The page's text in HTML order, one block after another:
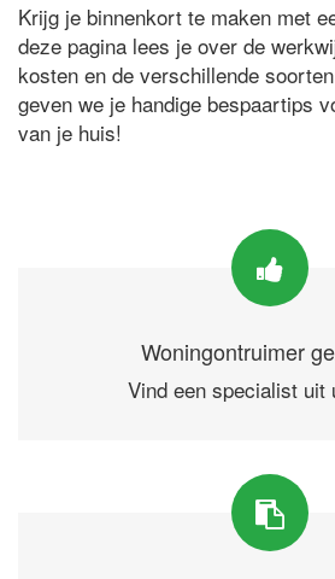
Krijg je binnenkort te maken met
deze pagina lees je over de
kosten en de verschillende
geven we je handige bespaartips
van je huis!
Woningontruimer
Vind een specialist uit